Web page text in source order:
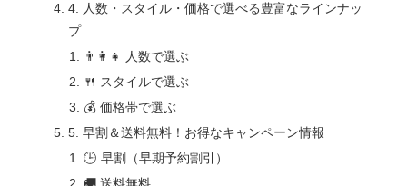
4. 人数・スタイル・価格で選べる豊富なラインナッ
プ
👨‍👩‍👧 人数で選ぶ
🍴 スタイルで選ぶ
💰 価格帯で選ぶ
5. 早割＆送料無料！お得なキャンペーン情報
🕒 早割（早期予約割引）
🚚 送料無料